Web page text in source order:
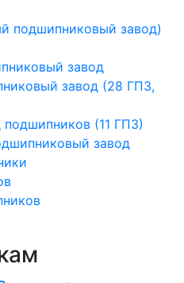
подшипниковый завод)
завод
завод (28 ГПЗ,
(11 ГПЗ)
завод